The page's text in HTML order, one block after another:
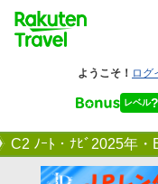
C2 ﾉｰﾄ・ﾅﾋﾞ2025年